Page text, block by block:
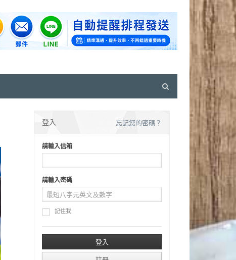
登入 忘記您的密碼？
請輸入信箱
請輸入密碼
記住我